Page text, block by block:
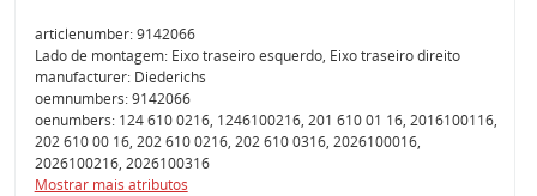
articlenumber: 9142066
Lado de montagem: Eixo traseiro esquerdo, Eixo traseiro direito
manufacturer: Diederichs
oemnumbers: 9142066
oenumbers: 124 610 0216, 1246100216, 201 610 01 16, 2016100116,
202 610 00 16, 202 610 0216, 202 610 0316, 2026100016,
2026100216, 2026100316
Mostrar mais atributos